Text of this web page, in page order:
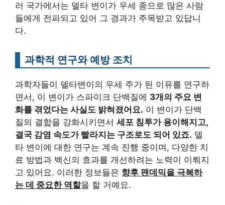
러 국가에서는 델타 변이가 우세 종으로 많은 사람
들에게 전파되고 있어 그 경과가 주목받고 있답니
다.
과학적 연구와 예방 조치
과학자들이 델타변이의 우세 주가 된 이유를 연구하
면서, 이 변이가 스파이크 단백질에 3개의 주요 변
화를 겪었다는 사실도 밝혀졌어요. 이 변이가 단백
질의 결합을 강화시키면서 세포 침투가 용이해지고,
결국 감염 속도가 빨라지는 구조로도 되어 있죠. 델
타 변이에 대한 연구는 계속 진행 중이며, 다양한 치
료 방법과 백신의 효과를 개선하려는 노력이 이뤄지
고 있어요. 이러한 정보들은 향후 팬데믹을 극복하
는 데 중요한 역할을 할 거예요.